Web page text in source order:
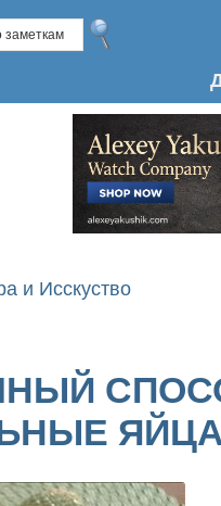
и Исскуство